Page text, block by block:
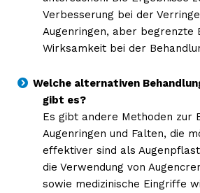
Verbesserung bei der
Augenringen, aber begrenzte
Wirksamkeit bei der
Welche alternativen
gibt es?
Es gibt andere Methoden zur
Augenringen und Falten, die
effektiver sind als
die Verwendung von
sowie medizinische Eingriffe